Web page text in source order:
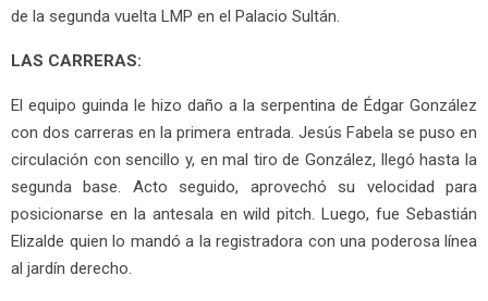
de la segunda vuelta LMP en el Palacio Sultán.
LAS CARRERAS:
El equipo guinda le hizo daño a la serpentina de Édgar González
con dos carreras en la primera entrada. Jesús Fabela se puso en
circulación con sencillo y, en mal tiro de González, llegó hasta la
segunda base. Acto seguido, aprovechó su velocidad para
posicionarse en la antesala en wild pitch. Luego, fue Sebastián
Elizalde quien lo mandó a la registradora con una poderosa línea
al jardín derecho.